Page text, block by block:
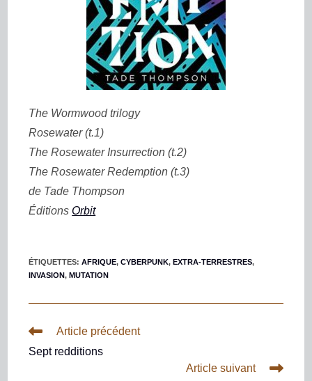
The Wormwood trilogy
Rosewater (t.1)
The Rosewater Insurrection (t.2)
The Rosewater Redemption (t.3)
de Tade Thompson
ÉditionsOrbit
ÉTIQUETTES:AFRIQUE, CYBERPUNK, EXTRA-TERRESTRES,
INVASION, MUTATION
Article précédent
Sept redditions
Article suivant